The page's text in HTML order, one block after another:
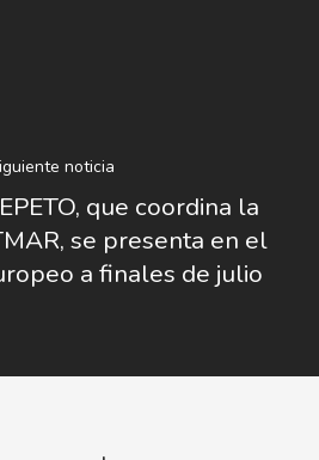
noticia
que coordina la
se presenta en el
a finales de julio
Nosotros